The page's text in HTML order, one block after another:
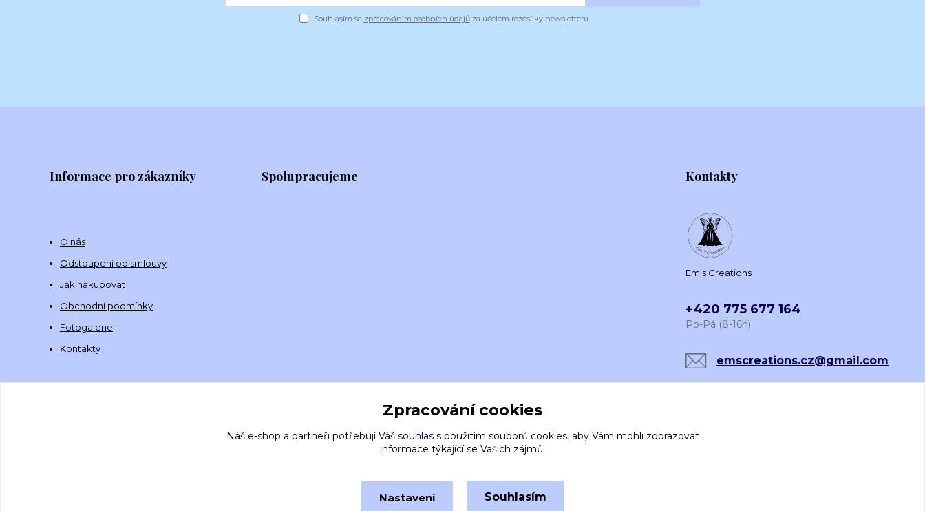
Souhlasím se zpracováním osobních údajůza účelem rozesílky newsletteru.
Informace pro zákazníky
O nás
Odstoupení od smlouvy
Jak nakupovat
Obchodní podmínky
Fotogalerie
Kontakty
Spolupracujeme Kontakty
Em's Creations
+420 775 677 164
Po-Pá (8-16h)
emscreations.cz@gmail.com
Zpracování cookies
Náš e-shop a partneři potřebují Váš souhlass použitím souborů cookies, aby Vám mohli zobrazovat
informace týkající se Vašich zájmů.
Nastavení Souhlasím